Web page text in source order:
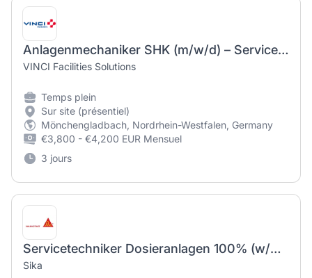
Anlagenmechaniker SHK (m/w/d) – Servicetechniker Heizung | Lüftung | Sanitär
VINCI Facilities Solutions
Temps plein
Sur site (présentiel)
Mönchengladbach, Nordrhein-Westfalen, Germany
€3,800 - €4,200 EUR Mensuel
3 jours
Servicetechniker Dosieranlagen 100% (w/m/d)
Sika